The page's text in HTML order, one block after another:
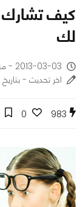
كيف تشارك
لك
2013-03-03 - منذ 13 سنة
اخر تحديث - بتاريخ 2022-02-08
983
0